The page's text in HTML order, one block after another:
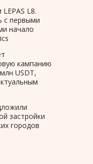
L8.
с первыми
начало
кампанию
USDT,
застройки
городов